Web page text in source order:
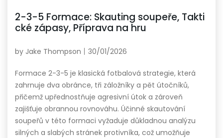
2-3-5 Formace: Skauting soupeře, Takti
cké zápasy, Příprava na hru
by Jake Thompson 30/01/2026
Formace 2-3-5 je klasická fotbalová strategie, která
zahrnuje dva obránce, tři záložníky a pět útočníků,
přičemž upřednostňuje agresivní útok a zároveň
zajišťuje obrannou rovnováhu. Účinné skautování
soupeřů v této formaci vyžaduje důkladnou analýzu
silných a slabých stránek protivníka, což umožňuje